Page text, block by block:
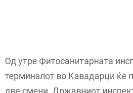
Од утре Фитосанитарната
терминалот во Кавадарци ќе
две смени. Државниот